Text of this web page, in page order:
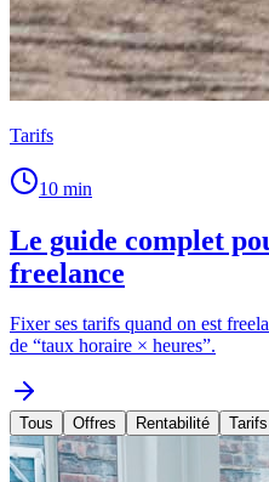
Tarifs
10 min
Le guide complet
freelance
Fixer ses tarifs quand on est
de “taux horaire × heures”.
Tous Offres Rentabilité Tarifs